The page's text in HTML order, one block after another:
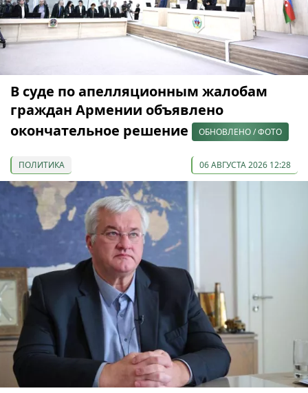
В суде по апелляционным жалобам
граждан Армении объявлено
окончательное решение
ОБНОВЛЕНО / ФОТО
ПОЛИТИКА 06 АВГУСТА 2026 12:28